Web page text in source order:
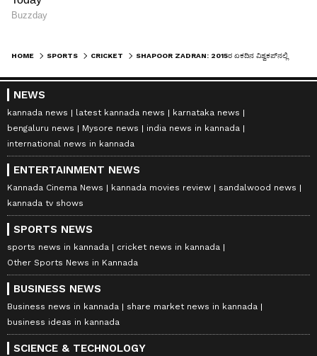
HOME SPORTS CRICKET
NEWS
kannada news latest kannada news
karnataka news
bengaluru news
Mysore news
india news in kannada
international news in kannada
ENTERTAINMENT NEWS
Kannada Cinema News kannada movies review
sandalwood news
kannada tv shows
SPORTS NEWS
sports news in kannada
cricket news in kannada
Other Sports News in Kannada
BUSINESS NEWS
Business news in kannada
share market news in kannada
business ideas in kannada
SCIENCE & TECHNOLOGY